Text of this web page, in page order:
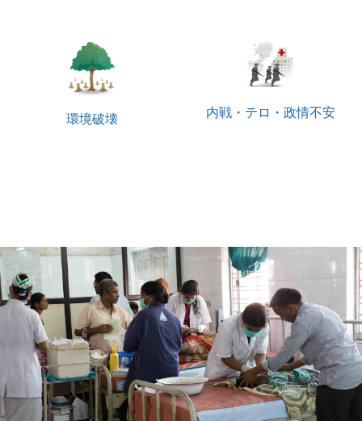
環境破壊 内戦・テロ・政情不安